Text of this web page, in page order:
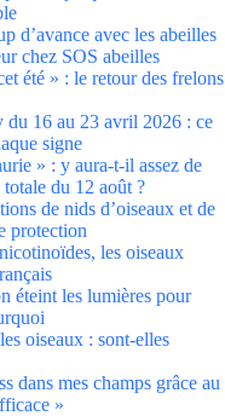
d’avance avec les abeilles
chez SOS abeilles
été » : le retour des frelons
du 16 au 23 avril 2026 : ce
signe
» : y aura-t-il assez de
du 12 août ?
de nids d’oiseaux et de
protection
les oiseaux
éteint les lumières pour
oiseaux : sont-elles
dans mes champs grâce au
»